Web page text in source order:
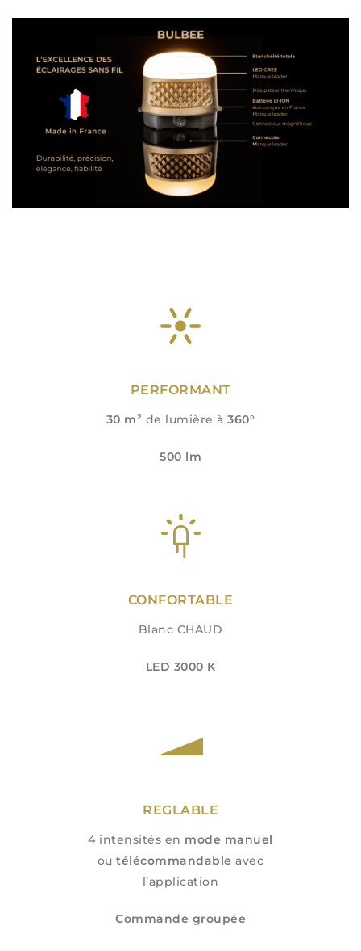
PERFORMANT
30 m² de lumière à360°
500 lm
CONFORTABLE
Blanc CHAUD
LED 3000 K
REGLABLE
4 intensités en mode manuel
outélécommandable avec
l’application
Commande groupée